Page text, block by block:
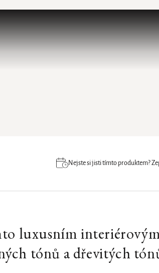
Nejste si jisti tímto produktem?
luxusním
tónů a dřevitých